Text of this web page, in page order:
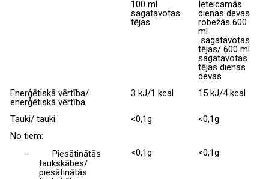
100 ml
sagatavotas
tējas
Ieteicamās
dienas devas
robežās 600
ml
sagatavotas
tējas/ 600 ml
sagatavotas
tējas dienas
devas
Enerģētiskā vērtība/
enerģētiskā vērtība
3 kJ/1 kcal 15 kJ/4 kcal
Tauki/ tauki <0,1g
<0,1g
No tiem:
-
Piesātinātās
taukskābes/
piesātinātās
<0,1g <0,1g